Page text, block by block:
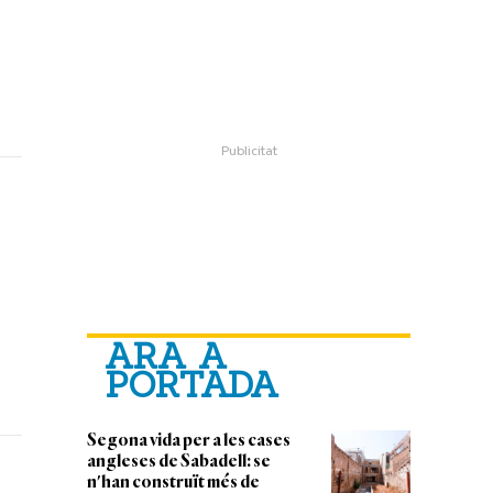
ARA A
PORTADA
Segona vida per a les cases
angleses de Sabadell: se
n'han construït més de